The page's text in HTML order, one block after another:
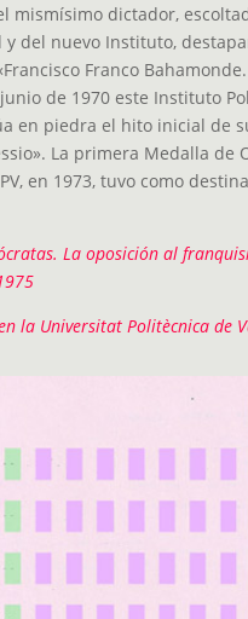
mismísimo dictador,
del nuevo Instituto,
Franco
de 1970 este Instituto
en piedra el hito inicial de
La primera Medalla de
en 1973, tuvo como
La oposición al
la Universitat Politècnica de